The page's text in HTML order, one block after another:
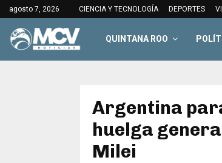
agosto 7, 2026 CIENCIA Y TECNOLOGÍA DEPORTES
QUINTANA ROO
Argentina
huelga
Milei